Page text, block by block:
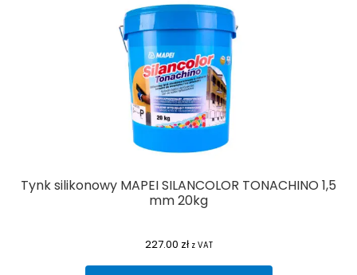
Tynk silikonowy MAPEI SILANCOLOR TONACHINO 1,5
mm 20kg
227.00 zł z VAT